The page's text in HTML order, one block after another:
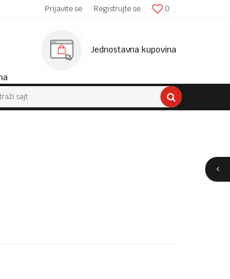
SIGURNA ISPORUKA! 0
Prijavite se Registrujte se
Jednostavna kupovina
sajt